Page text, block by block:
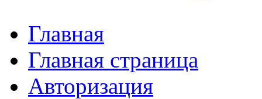
Главная
Главная страница
Авторизация